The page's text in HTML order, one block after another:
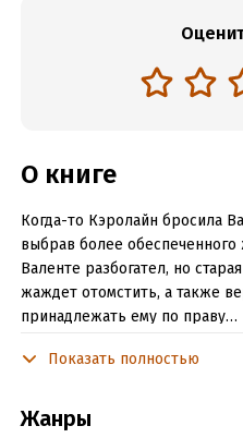
О книге
Когда-то Кэролайн бросила
выбрав более
Валенте разбогател, но
жаждет отомстить, а также
принадлежать ему по праву…
Дата написания:
Показать полностью
Жанры